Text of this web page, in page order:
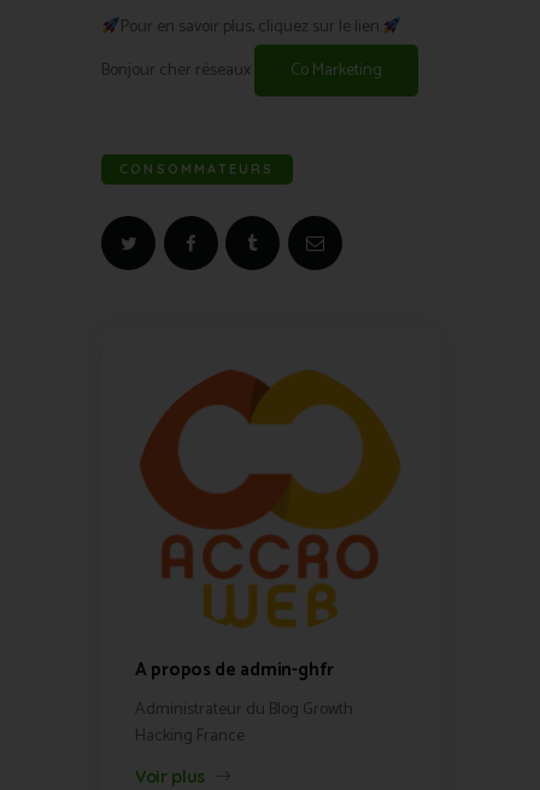
Pour en savoir plus, cliquez sur le lien.
Bonjour cher réseaux
Co Marketing
CONSOMMATEURS
A propos de admin-ghfr
Administrateur du Blog Growth
Hacking France
Voir plus